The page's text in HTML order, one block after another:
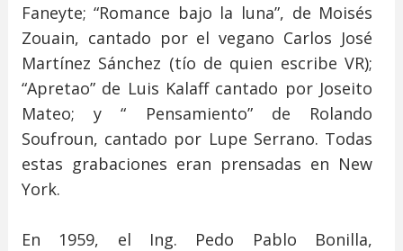
Faneyte; “Romance bajo la luna”, de Moisés
Zouain, cantado por el vegano Carlos José
Martínez Sánchez (tío de quien escribe VR);
“Apretao” de Luis Kalaff cantado por Joseito
Mateo; y “ Pensamiento” de Rolando
Soufroun, cantado por Lupe Serrano. Todas
estas grabaciones eran prensadas en New
York.
En 1959, el Ing. Pedo Pablo Bonilla,